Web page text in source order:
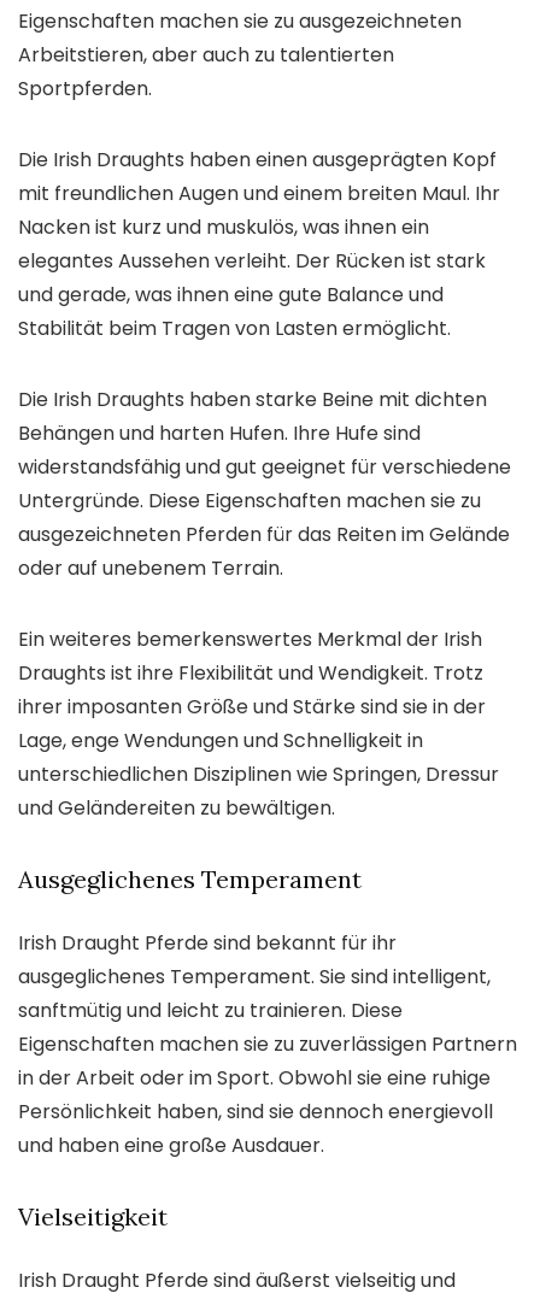
Eigenschaften machen sie zu ausgezeichneten
Arbeitstieren, aber auch zu talentierten
Sportpferden.
Die Irish Draughts haben einen ausgeprägten Kopf
mit freundlichen Augen und einem breiten Maul. Ihr
Nacken ist kurz und muskulös, was ihnen ein
elegantes Aussehen verleiht. Der Rücken ist stark
und gerade, was ihnen eine gute Balance und
Stabilität beim Tragen von Lasten ermöglicht.
Die Irish Draughts haben starke Beine mit dichten
Behängen und harten Hufen. Ihre Hufe sind
widerstandsfähig und gut geeignet für verschiedene
Untergründe. Diese Eigenschaften machen sie zu
ausgezeichneten Pferden für das Reiten im Gelände
oder auf unebenem Terrain.
Ein weiteres bemerkenswertes Merkmal der Irish
Draughts ist ihre Flexibilität und Wendigkeit. Trotz
ihrer imposanten Größe und Stärke sind sie in der
Lage, enge Wendungen und Schnelligkeit in
unterschiedlichen Disziplinen wie Springen, Dressur
und Geländereiten zu bewältigen.
Ausgeglichenes Temperament
Irish Draught Pferde sind bekannt für ihr
ausgeglichenes Temperament. Sie sind intelligent,
sanftmütig und leicht zu trainieren. Diese
Eigenschaften machen sie zu zuverlässigen Partnern
in der Arbeit oder im Sport. Obwohl sie eine ruhige
Persönlichkeit haben, sind sie dennoch energievoll
und haben eine große Ausdauer.
Vielseitigkeit
Irish Draught Pferde sind äußerst vielseitig und